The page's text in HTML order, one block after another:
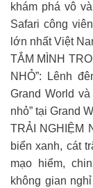
khám phá vô
Safari công
lớn nhất Việt
TẮM MÌNH
NHỎ”: Lênh
Grand World
nhỏ” tại Grand
TRẢI NGHIỆM
biển xanh, cát
mạo hiểm,
không gian